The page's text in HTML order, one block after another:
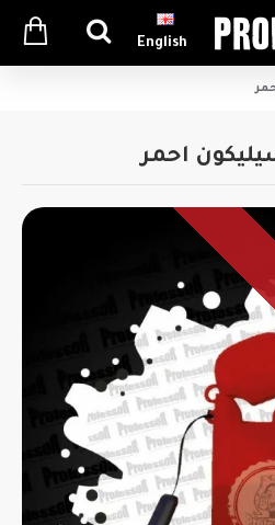
English
احمر